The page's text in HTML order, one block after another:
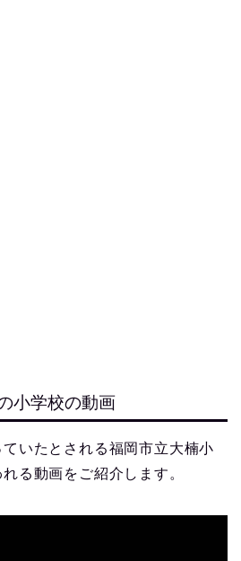
小学校の動画
いたとされる福岡市立大楠小
る動画をご紹介します。